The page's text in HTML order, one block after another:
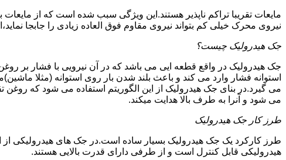
مایعات تقریبا تراکم ناپذیر هستند.این ویژگی سبب شده است که از مایعات
نیروی محرک خیلی کم بتواند نیروی مقاوم فوق العاده زیادی را جابجا
جک هیدرولیک چیست؟
جک هیدرولیک در واقع قطعه ایی می باشد که در آن نیرویی با فشار بر
استوانه فشار وارد می کند و باعث بلند شدن بار روی استوانه (مثلا
می گیرد.در بنای جک هیدرولیک از این الگوریتم استفاده می شود که روغن
می شود و آنرا به طرف بالا هدایت میکند.
طرز کار جک هیدرولیک
طرز کارکرد یک جک هیدرولیک بسیار ساده است.در جک های هیدرولیکی
هیدرولیکی قابل کنترل است و از طرفی دارای قدرت بالایی هستند.